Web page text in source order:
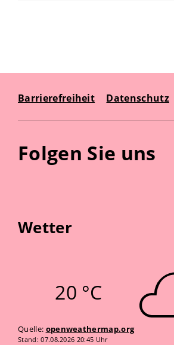
Barrierefreiheit Datenschutz
Folgen Sie uns
Wetter
20 °C
Quelle: openweathermap.org
Stand: 07.08.2026 20:45 Uhr